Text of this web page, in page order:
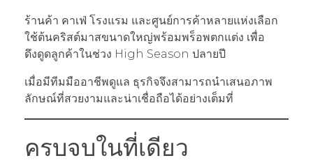
ร้านค้า คาเฟ่ โรงแรม และศูนย์การค้าหลายแห่งเลือก
ใช้ต้นคริสต์มาสขนาดใหญ่พร้อมพร็อพตกแต่ง เพื่อ
ดึงดูดลูกค้าในช่วง High Season ปลายปี
เมื่อมีทีมมืออาชีพดูแล ธุรกิจจึงสามารถนำเสนอภาพ
ลักษณ์ที่สวยงามและน่าเชื่อถือได้อย่างเต็มที่
ครบจบในที่เดียว